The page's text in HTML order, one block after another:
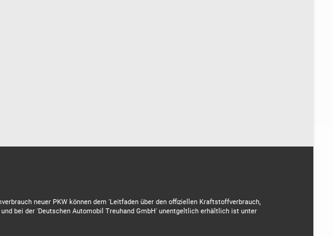
neuer PKW können dem 'Leitfaden über den offiziellen Kraftstoffverbrauch,
bei der 'Deutschen Automobil Treuhand GmbH' unentgeltlich erhältlich ist unter